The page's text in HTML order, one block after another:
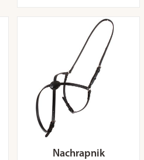
Nachrapnik